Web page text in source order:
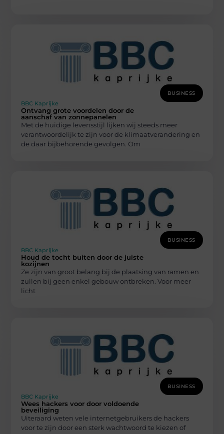
BUSINESS
BBC Kaprijke
Ontvang grote voordelen door de
aanschaf van zonnepanelen
Met de huidige levensstijl lijken wij steeds meer
verantwoordelijk te zijn voor de klimaatverandering en
de daar bijbehorende gevolgen. Om
BUSINESS
BBC Kaprijke
Houd de tocht buiten door de juiste
kozijnen
Ze zijn van groot belang bij de plaatsing van ramen en
zullen bij geen enkel gebouw ontbreken. Voor meer
licht
BUSINESS
BBC Kaprijke
Wees hackers voor door voldoende
beveiliging
Uiteraard weten vele internetgebruikers de hackers
voor te zijn door een sterk wachtwoord te kiezen of